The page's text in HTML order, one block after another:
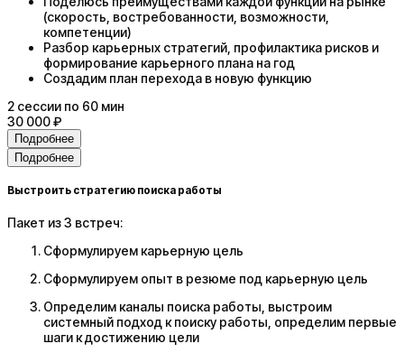
(скорость, востребованности, возможности,
компетенции)
Разбор карьерных стратегий, профилактика рисков и
формирование карьерного плана на год
Создадим план перехода в новую функцию
2 сессии по 60 мин
30 000 ₽
Подробнее
Подробнее
Выстроить стратегию поиска работы
Пакет из 3 встреч:
Сформулируем карьерную цель
Сформулируем опыт в резюме под карьерную цель
Определим каналы поиска работы, выстроим
системный подход к поиску работы, определим первые
шаги к достижению цели